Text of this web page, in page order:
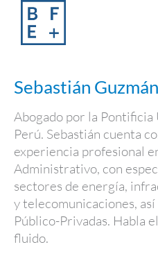
content
Sebastián
Abogado por la
Perú. Sebastián cuenta
experiencia profesional
Administrativo, con
sectores de energía,
y telecomunicaciones,
Público-Privadas. Habla
fluido.